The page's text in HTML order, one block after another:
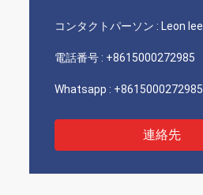
コンタクトパーソン : Leon lee
電話番号 : +8615000272985
Whatsapp : +8615000272985
連絡先